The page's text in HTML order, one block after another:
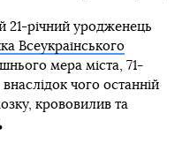
21-річний уродженець
Всеукраїнського
мера міста, 71-
чого останній
крововилив та